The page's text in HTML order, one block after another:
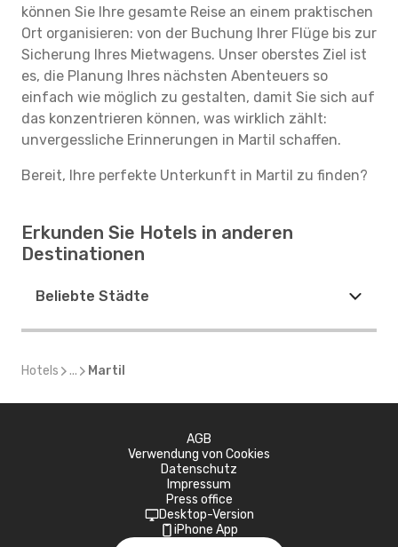
können Sie Ihre gesamte Reise an einem praktischen
Ort organisieren: von der Buchung Ihrer Flüge bis zur
Sicherung Ihres Mietwagens. Unser oberstes Ziel ist
es, die Planung Ihres nächsten Abenteuers so
einfach wie möglich zu gestalten, damit Sie sich auf
das konzentrieren können, was wirklich zählt:
unvergessliche Erinnerungen in Martil schaffen.
Bereit, Ihre perfekte Unterkunft in Martil zu finden?
Erkunden Sie Hotels in anderen
Destinationen
Beliebte Städte
Hotels ... Martil
AGB
Verwendung von Cookies
Datenschutz
Impressum
Press office
Desktop-Version
iPhone App